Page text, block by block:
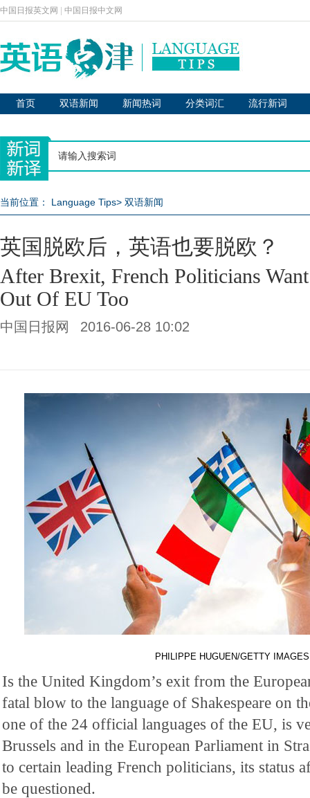
中国日报英文网 中国日报中文网
首页 双语新闻 新闻热词 分类词汇 流行新词
当前位置： Language Tips> 双语新闻
英国脱欧后，英语也要脱欧？
After Brexit, French Politicians
Out Of EU Too
中国日报网 2016-06-28 10:02
PHILIPPE HUGUEN/GETTY IMAGES
Is the United Kingdom’s exit from the
fatal blow to the language of Shakespeare on
one of the 24 official languages of the EU, is
Brussels and in the European Parliament in
to certain leading French politicians, its status
be questioned.